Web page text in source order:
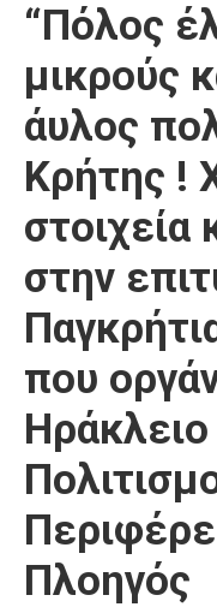
“Πόλος
μικρούς
άυλος
Κρήτης !
στοιχεία
στην
που
Πλοηγός